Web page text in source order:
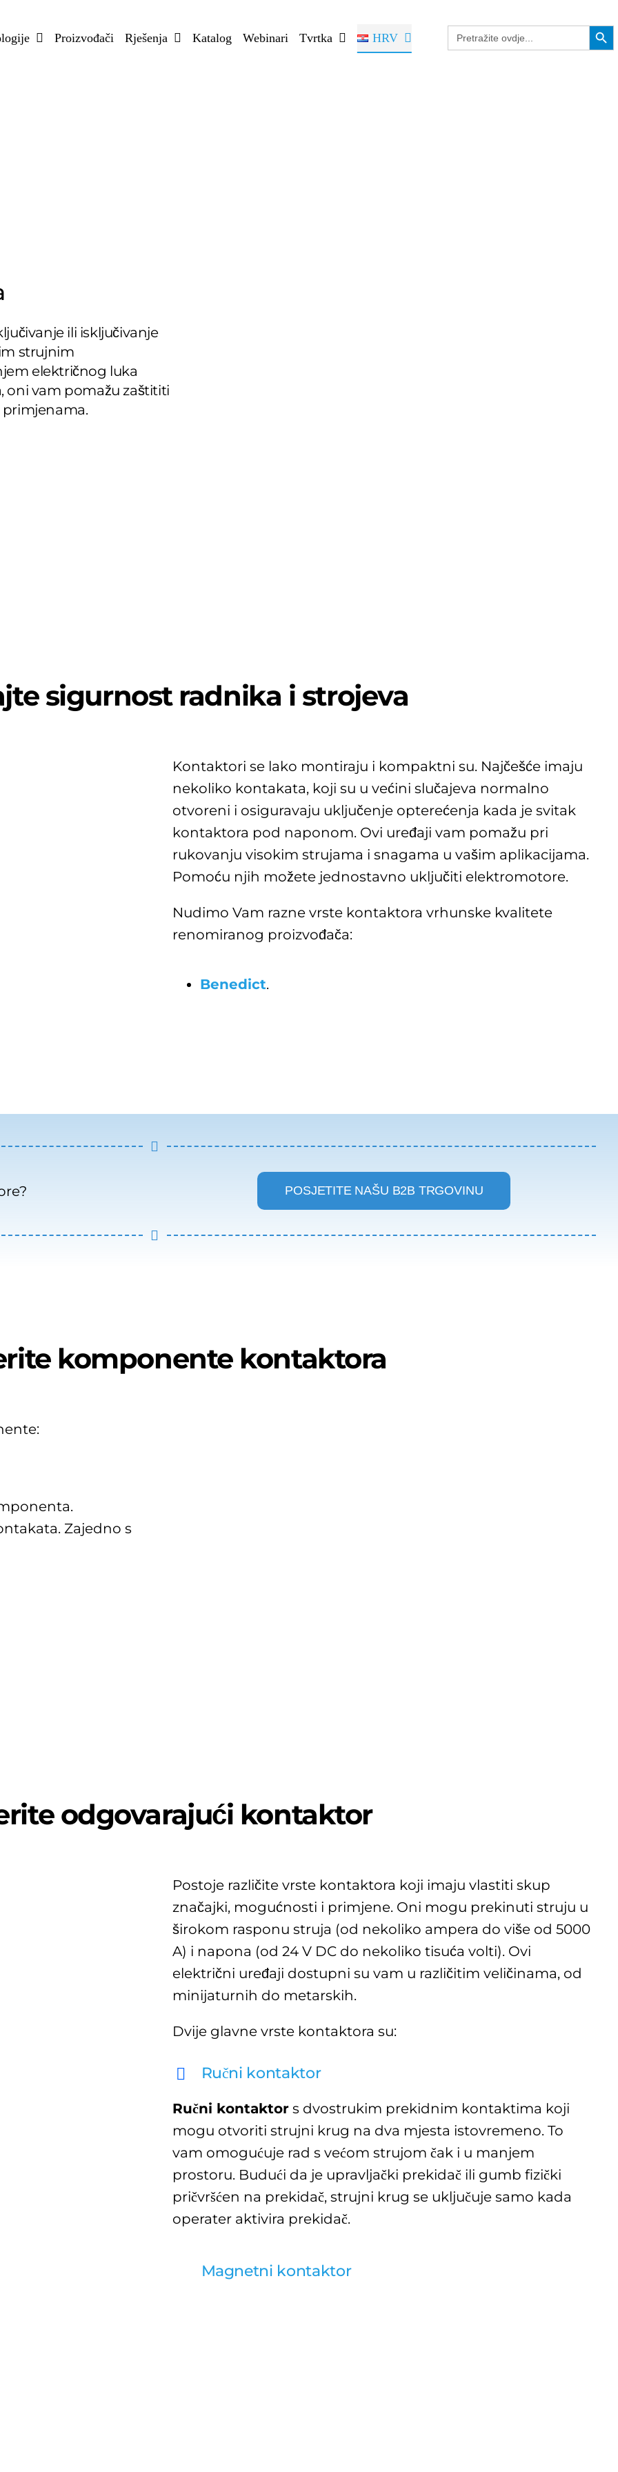
Proizvođači Rješenja Katalog Webinari Tvrtka HRV
Search
for:
Search Button
ili isključivanje
strujnim
električnog luka
vam pomažu zaštititi
sigurnost radnika i strojeva
Kontaktori se lako montiraju i kompaktni su. Najčešće imaju
nekoliko kontakata, koji su u većini slučajeva normalno
otvoreni i osiguravaju uključenje opterećenja kada je svitak
kontaktora pod naponom. Ovi uređaji vam pomažu pri
rukovanju visokim strujama i snagama u vašim aplikacijama.
Pomoću njih možete jednostavno uključiti elektromotore.
Nudimo Vam razne vrste kontaktora vrhunske kvalitete
renomiranog proizvođača:
Benedict.
POSJETITE NAŠU B2B TRGOVINU
komponente kontaktora
Zajedno s
odgovarajući kontaktor
Postoje različite vrste kontaktora koji imaju vlastiti skup
značajki, mogućnosti i primjene. Oni mogu prekinuti struju u
širokom rasponu struja (od nekoliko ampera do više od 5000
A) i napona (od 24 V DC do nekoliko tisuća volti). Ovi
električni uređaji dostupni su vam u različitim veličinama, od
minijaturnih do metarskih.
Dvije glavne vrste kontaktora su:
Ručni kontaktor
Ručni kontaktors dvostrukim prekidnim kontaktima koji
mogu otvoriti strujni krug na dva mjesta istovremeno. To
vam omogućuje rad s većom strujom čak i u manjem
prostoru. Budući da je upravljački prekidač ili gumb fizički
pričvršćen na prekidač, strujni krug se uključuje samo kada
operater aktivira prekidač.
Magnetni kontaktor